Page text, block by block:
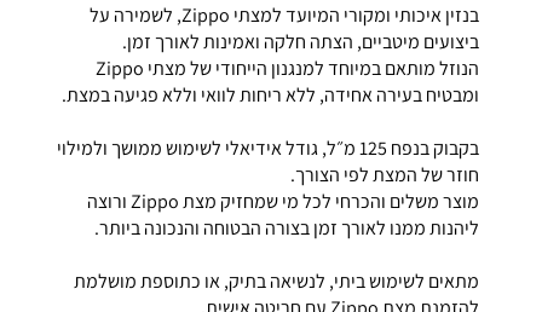
בנזין איכותי ומקורי המיועד למצתי Zippo, לשמירה על
ביצועים מיטביים, הצתה חלקה ואמינות לאורך זמן.
הנוזל מותאם במיוחד למנגנון הייחודי של מצתי Zippo
ומבטיח בעירה אחידה, ללא ריחות לוואי וללא פגיעה במצת.
בקבוק בנפח 125 מ״ל, גודל אידיאלי לשימוש ממושך ולמילוי
חוזר של המצת לפי הצורך.
מוצר משלים והכרחי לכל מי שמחזיק מצת Zippo ורוצה
ליהנות ממנו לאורך זמן בצורה הבטוחה והנכונה ביותר.
מתאים לשימוש ביתי, לנשיאה בתיק, או כתוספת מושלמת